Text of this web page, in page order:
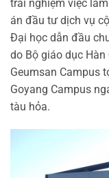
trải nghiệm việc
án đầu tư dịch vụ
Đại học dẫn đầu
do Bộ giáo dục Hàn
Geumsan Campus
Goyang Campus
tàu hỏa.